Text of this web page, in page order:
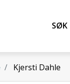
universitet
Søk
Kjersti Dahle